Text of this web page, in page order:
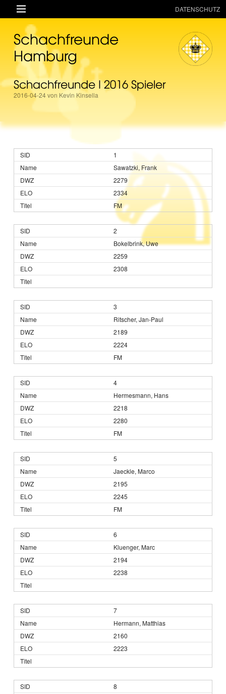

AKTUELLES
RESSOURCEN
VEREIN
MANNSCHAFTEN
TURNIERE
MAGAZIN
TERMINE
Schachfreunde
Hamburg
Schachfreunde I 2016 Spieler
2016-04-24 von Kevin Kinsella
1
Sawatzki, Frank
2279
2334
FM
2
Bokelbrink, Uwe
2259
2308
3
Ritscher, Jan-Paul
2189
2224
FM
4
Hermesmann, Hans
2218
2280
FM
5
Jaeckle, Marco
2195
2245
FM
6
Kluenger, Marc
2194
2238
7
Hermann, Matthias
2160
2223
8
DATENSCHUTZ